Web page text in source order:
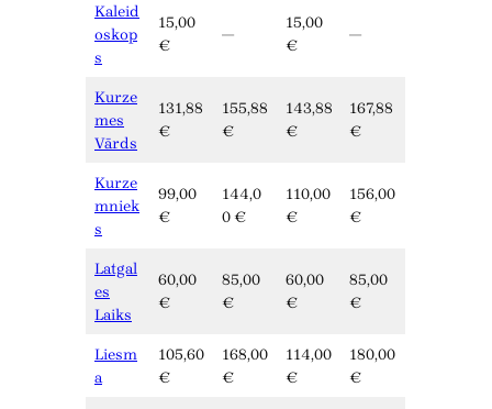
Kaleid
oskop
s
15,00
€
—
15,00
€
—
Kurze
mes
Vārds
131,88
€
155,88
€
143,88
€
167,88
€
Kurze
mniek
s
99,00
€
144,0
0 €
110,00
€
156,00
€
Latgal
es
Laiks
60,00
€
85,00
€
60,00
€
85,00
€
Liesm
a
105,60
€
168,00
€
114,00
€
180,00
€